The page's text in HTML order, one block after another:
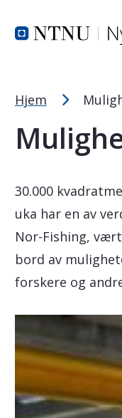
PC: Press ned
Hjem
30.000
uka har en av
Nor-Fishing,
bord av
forskere og